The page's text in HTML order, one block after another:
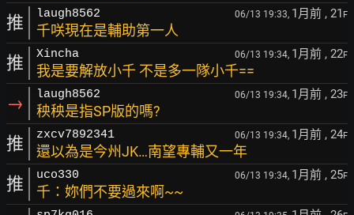
推 laugh8562 06/13 19:33, 1月前 , 21 F
千咲現在是輔助第一人
推 Xincha 06/13 19:34, 1月前 , 22F
我是要解放小千 不是多一隊小千==
→ laugh8562 06/13 19:34, 1月前 , 23F
秧秧是指SP版的嗎?
推 zxcv7892341 06/13 19:34, 1月前 , 24F
還以為是今州JK…南望專輔又一年
推 uco330 06/13 19:34, 1月前 , 25F
千：妳們不要過來啊~~